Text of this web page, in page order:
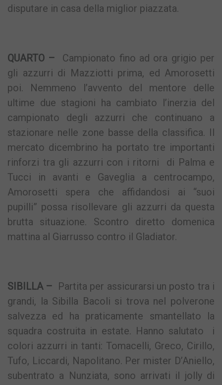
disputare in casa della miglior piazzata.
QUARTO –
Campionato fino ad ora grigio per
gli azzurri di Mazziotti prima, ed Amorosetti
poi. Nemmeno l’avvento del mentore delle
ultime due stagioni ha cambiato l’inerzia del
campionato degli azzurri che continuano a
stazionare nelle zone basse della classifica. Il
mercato dicembrino ha portato tre importanti
rinforzi tra gli azzurri con i ritorni di Palma e
Tucci in avanti e Gaveglia a centrocampo,
Amorosetti spera che affidandosi ai “suoi
pupilli” possa risollevare gli azzurri da questa
brutta situazione. Scontro diretto domenica
mattina al Giarrusso contro il Gladiator.
SIBILLA – Partita per assicurarsi un posto tra i
grandi, la Sibilla Bacoli si trova nel polverone
salvezza ed ha praticamente smantellato la
squadra costruita in estate. Hanno salutato i
colori azzurri in tanti: Tomacelli, Greco, Cirillo,
Tufo, Liccardi, Napolitano. Per mister D’Aniello,
subentrato a Nunziata, sono arrivati il jolly di